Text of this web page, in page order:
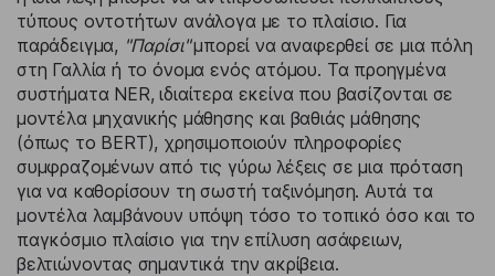
τύπους οντοτήτων ανάλογα με το πλαίσιο. Για
παράδειγμα, "Παρίσι"μπορεί να αναφερθεί σε μια πόλη
στη Γαλλία ή το όνομα ενός ατόμου. Τα προηγμένα
συστήματα NER, ιδιαίτερα εκείνα που βασίζονται σε
μοντέλα μηχανικής μάθησης και βαθιάς μάθησης
(όπως το BERT), χρησιμοποιούν πληροφορίες
συμφραζομένων από τις γύρω λέξεις σε μια πρόταση
για να καθορίσουν τη σωστή ταξινόμηση. Αυτά τα
μοντέλα λαμβάνουν υπόψη τόσο το τοπικό όσο και το
παγκόσμιο πλαίσιο για την επίλυση ασάφειων,
βελτιώνοντας σημαντικά την ακρίβεια.